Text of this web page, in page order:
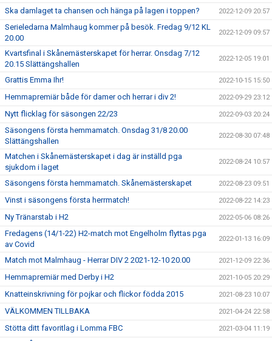
Ska damlaget ta chansen och hänga på lagen i toppen? 2022-12-09 20:57
Serieledarna Malmhaug kommer på besök. Fredag 9/12 KL
20.00
2022-12-09 09:57
Kvartsfinal i Skånemästerskapet för herrar. Onsdag 7/12
20.15 Slättängshallen
2022-12-05 19:01
Grattis Emma Ihr! 2022-10-15 15:50
Hemmapremiär både för damer och herrar i div 2! 2022-09-29 23:12
Nytt flicklag för säsongen 22/23 2022-09-03 20:24
Säsongens första hemmamatch. Onsdag 31/8 20.00
Slättängshallen
2022-08-30 07:48
Matchen i Skånemästerskapet i dag är inställd pga
sjukdom i laget
2022-08-24 10:57
Säsongens första hemmamatch. Skånemästerskapet 2022-08-23 09:51
Vinst i säsongens första herrmatch! 2022-08-22 14:23
Ny Tränarstab i H2 2022-05-06 08:26
Fredagens (14/1-22) H2-match mot Engelholm flyttas pga
av Covid
2022-01-13 16:09
Match mot Malmhaug - Herrar DIV 2 2021-12-10 20.00 2021-12-09 22:36
Hemmapremiär med Derby i H2 2021-10-05 20:29
Knatteinskrivning för pojkar och flickor födda 2015 2021-08-23 10:07
VÄLKOMMEN TILLBAKA 2021-04-24 22:58
Stötta ditt favoritlag i Lomma FBC 2021-03-04 11:19